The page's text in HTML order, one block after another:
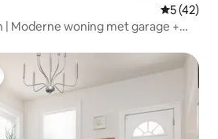
5 (42)
| Moderne woning met garage +